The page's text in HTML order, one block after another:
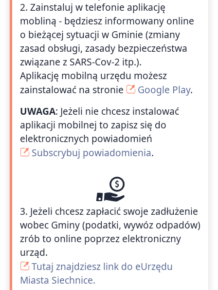
2. Zainstaluj w telefonie aplikację
mobliną - będziesz informowany online
o bieżącej sytuacji w Gminie (zmiany
zasad obsługi, zasady bezpieczeństwa
związane z SARS-Cov-2 itp.).
Aplikację mobilną urzędu możesz
zainstalować na stronie
Google Play.
UWAGA: Jeżeli nie chcesz instalować
aplikacji mobilnej to zapisz się do
elektronicznych powiadomień
Subscrybuj powiadomienia.
3. Jeżeli chcesz zapłacić swoje zadłużenie
wobec Gminy (podatki, wywóz odpadów)
zrób to online poprzez elektroniczny
urząd.
Tutaj znajdziesz link do eUrzędu
Miasta Siechnice.